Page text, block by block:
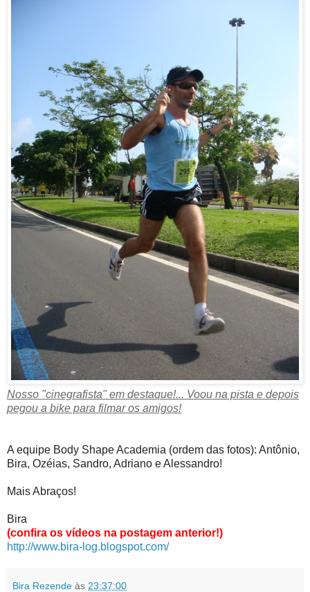
Nosso "cinegrafista" em destaque!... Voou na pista e depois
pegou a bike para filmar os amigos!
A equipe Body Shape Academia (ordem das fotos): Antônio,
Bira, Ozéias, Sandro, Adriano e Alessandro!
Mais Abraços!
Bira
(confira os vídeos na postagem anterior!)
http://www.bira-log.blogspot.com/
Bira Rezende às 23:37:00